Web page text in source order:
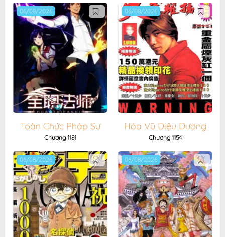
06/08/2026
Toàn Chức Pháp Sư
Chương 1181
06/08/2026
Hỏa Vũ Diệu Dương
Chương 1154
06/08/2026 06/08/2026